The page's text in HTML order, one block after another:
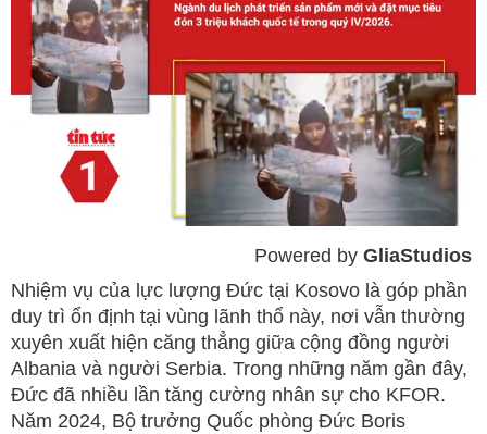
Powered by GliaStudios
Nhiệm vụ của lực lượng Đức tại Kosovo là góp phần
duy trì ổn định tại vùng lãnh thổ này, nơi vẫn thường
xuyên xuất hiện căng thẳng giữa cộng đồng người
Albania và người Serbia. Trong những năm gần đây,
Đức đã nhiều lần tăng cường nhân sự cho KFOR.
Năm 2024, Bộ trưởng Quốc phòng Đức Boris